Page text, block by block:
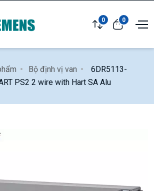
0 0
Bộ định vị van
6DR5113-
PS2 2 wire with Hart SA Alu